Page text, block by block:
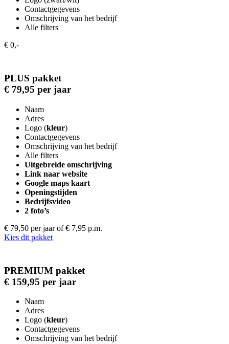
Contactgegevens
Omschrijving van het bedrijf
Alle filters
€ 0,-
PLUS pakket
€ 79,95 per jaar
Naam
Adres
Logo (kleur)
Contactgegevens
Omschrijving van het bedrijf
Alle filters
Uitgebreide omschrijving
Link naar website
Google maps kaart
Openingstijden
Bedrijfsvideo
2 foto’s
€ 79,50 per jaar of € 7,95 p.m.
Kies dit pakket
PREMIUM pakket
€ 159,95 per jaar
Naam
Adres
Logo (kleur)
Contactgegevens
Omschrijving van het bedrijf